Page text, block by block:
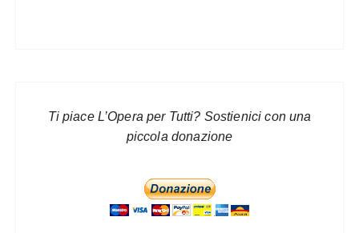
Ti piace L’Opera per Tutti? Sostienici con una
piccola donazione